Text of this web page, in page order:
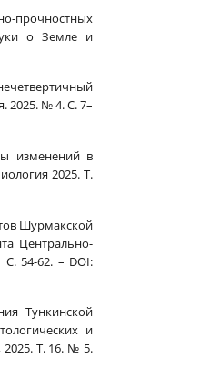
прочностных
о Земле и
2025. № 4. С. 7–
изменений в
2025. Т.
Шурмакской
Центрально-
54-62. – DOI:
Тункинской
и
Т. 16. № 5.